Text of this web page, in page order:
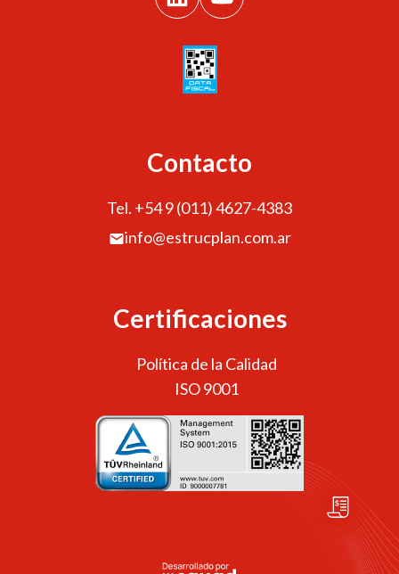
Contacto
Tel. +54 9 (011) 4627-4383
info@estrucplan.com.ar
Certificaciones
Política de la Calidad
ISO 9001